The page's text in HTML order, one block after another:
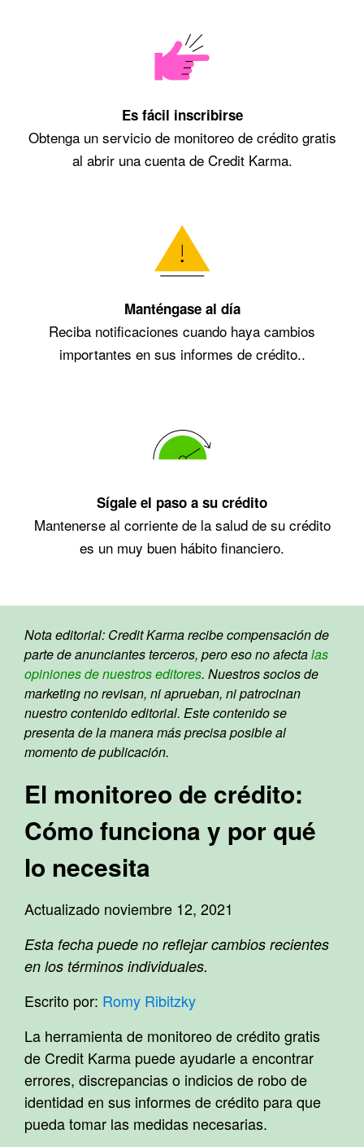
Es fácil inscribirse
Obtenga un servicio de monitoreo de crédito gratis
al abrir una cuenta de Credit Karma.
Manténgase al día
Reciba notificaciones cuando haya cambios
importantes en sus informes de crédito..
Sígale el paso a su crédito
Mantenerse al corriente de la salud de su crédito
es un muy buen hábito financiero.
Nota editorial: Credit Karma recibe compensación de
parte de anunciantes terceros, pero eso no afectalas
opiniones de nuestros editores. Nuestros socios de
marketing no revisan, ni aprueban, ni patrocinan
nuestro contenido editorial. Este contenido se
presenta de la manera más precisa posible al
momento de publicación.
El monitoreo de crédito:
Cómo funciona y por qué
lo necesita
Actualizado noviembre 12, 2021
Esta fecha puede no reflejar cambios recientes
en los términos individuales.
Escrito por: Romy Ribitzky
La herramienta de monitoreo de crédito gratis
de Credit Karma puede ayudarle a encontrar
errores, discrepancias o indicios de robo de
identidad en sus informes de crédito para que
pueda tomar las medidas necesarias.